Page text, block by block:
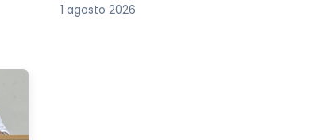
1 agosto 2026